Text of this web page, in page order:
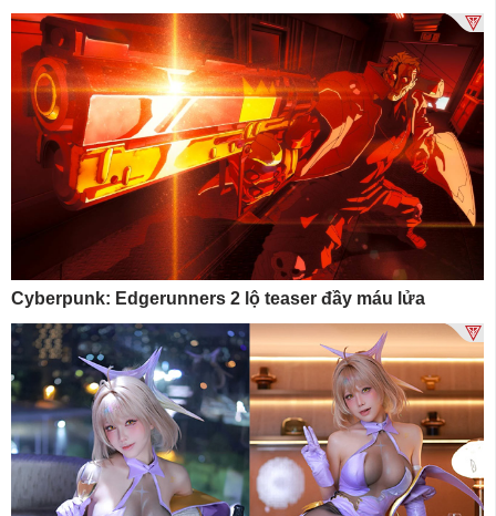
Cyberpunk: Edgerunners 2 lộ teaser đầy máu lửa